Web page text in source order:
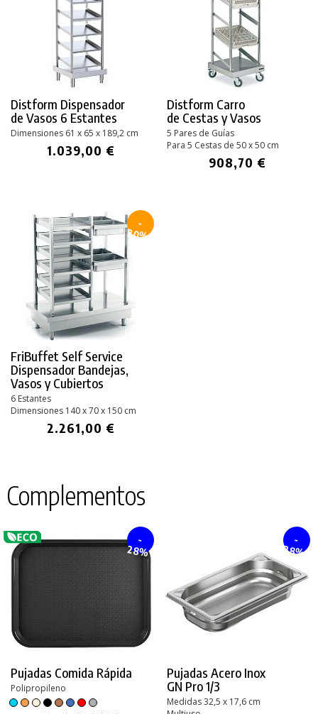
Distform Dispensador
de Vasos 6 Estantes
Dimensiones 61 x 65 x 189,2 cm
1.039,00 €
Distform Carro
de Cestas y Vasos
5 Pares de Guías
Para 5 Cestas de 50 x 50 cm
908,70 €
-
30%
FriBuffet Self Service
Dispensador Bandejas,
Vasos y Cubiertos
6 Estantes
Dimensiones 140 x 70 x 150 cm
2.261,00 €
Complementos
-
28%
Pujadas Comida Rápida
Polipropileno
-
28%
Pujadas Acero Inox
GN Pro 1/3
Medidas 32,5 x 17,6 cm